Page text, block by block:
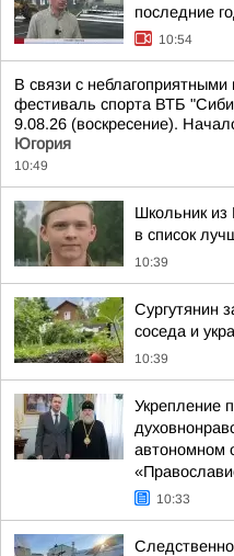
последние
10:54
В связи с
фестиваль спорта ВТБ
9.08.26 (воскресение).
Югория
10:49
Школьник из
в список
10:39
Сургутянин
соседа и
10:39
Укрепление
автономном
10:33